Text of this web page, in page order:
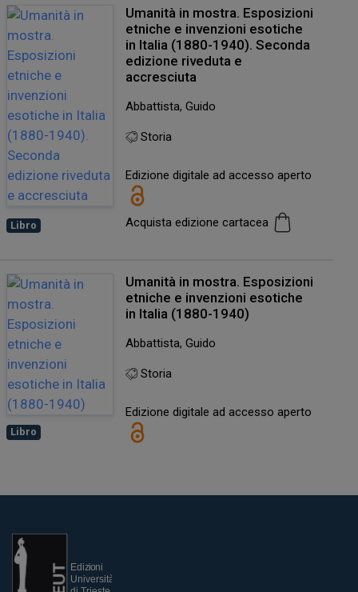
Libro
Umanità in mostra. Esposizioni
etniche e invenzioni esotiche
in Italia (1880-1940). Seconda
edizione riveduta e
accresciuta
Abbattista, Guido
Storia
Edizione digitale ad accesso aperto
Acquista edizione cartacea
Libro
Umanità in mostra. Esposizioni
etniche e invenzioni esotiche
in Italia (1880-1940)
Abbattista, Guido
Storia
Edizione digitale ad accesso aperto